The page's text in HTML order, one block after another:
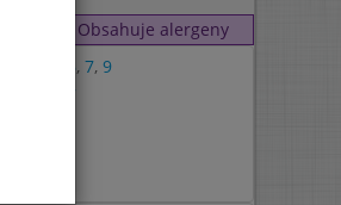
Obsahuje alergeny
, 7, 9